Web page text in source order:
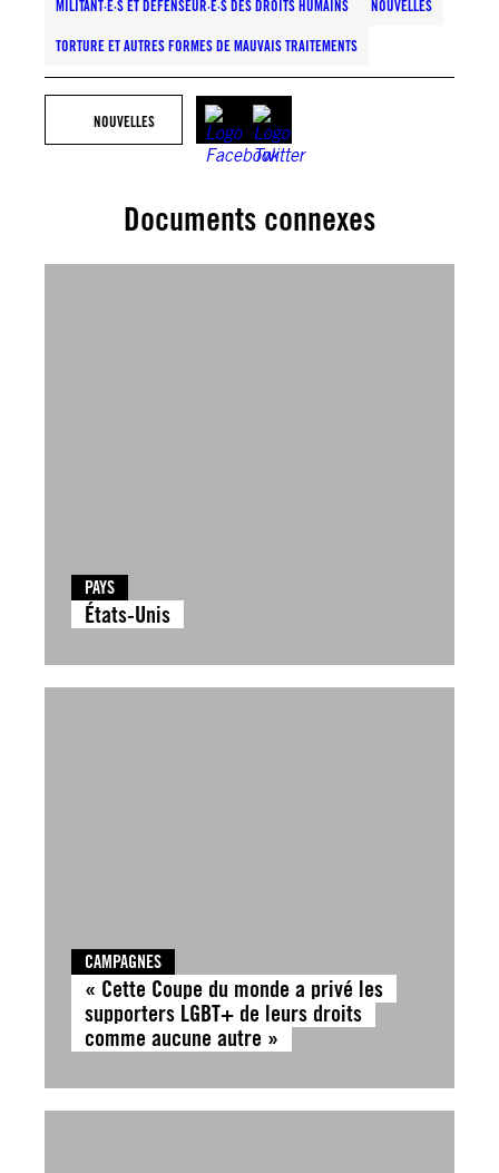
MILITANT·E·S ET DÉFENSEUR·E·S DES DROITS HUMAINS NOUVELLES
TORTURE ET AUTRES FORMES DE MAUVAIS TRAITEMENTS
NOUVELLES
Documents connexes
PAYS
États-Unis
CAMPAGNES
« Cette Coupe du monde a privé les
supporters LGBT+ de leurs droits
comme aucune autre »